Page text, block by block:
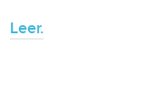
Leer.